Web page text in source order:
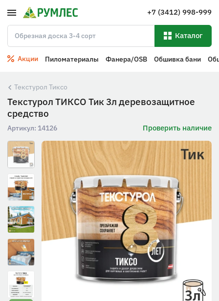
+7 (3412) 998-999
Каталог
Акции Пиломатериалы Фанера/OSB Обшивка бани
Текстурол Тиксо
Текстурол ТИКСО Тик 3л деревозащитное
средство
Артикул: 14126 Проверить наличие